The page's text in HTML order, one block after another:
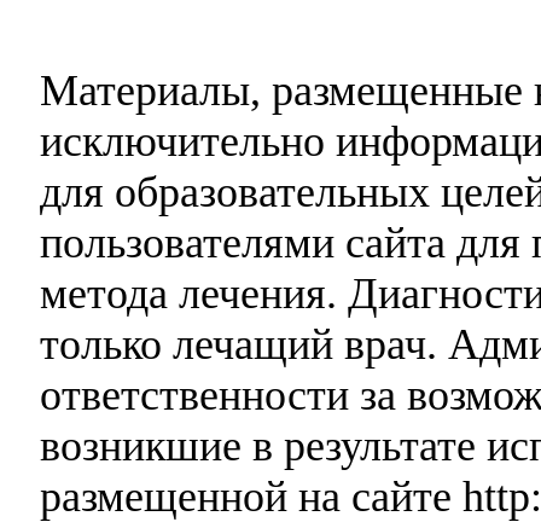
Материалы, размещенные
исключительно
для образовательных
пользователями сайта
метода лечения.
только лечащий врач.
ответственности за
возникшие в результате
размещенной на сайте